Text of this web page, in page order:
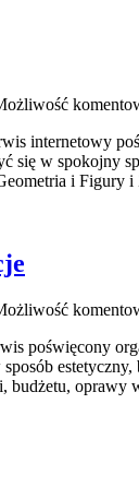
internetowy
się w spokojny
i
poświęcony
budżetu, oprawy